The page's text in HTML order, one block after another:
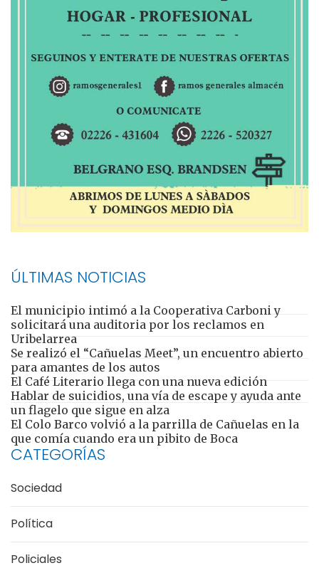
ÚLTIMAS NOTICIAS
El municipio intimó a la Cooperativa Carboni y
solicitará una auditoria por los reclamos en
Uribelarrea
Se realizó el “Cañuelas Meet”, un encuentro abierto
para amantes de los autos
El Café Literario llega con una nueva edición
Hablar de suicidios, una vía de escape y ayuda ante
un flagelo que sigue en alza
El Colo Barco volvió a la parrilla de Cañuelas en la
que comía cuando era un pibito de Boca
CATEGORÍAS
Sociedad
Política
Policiales